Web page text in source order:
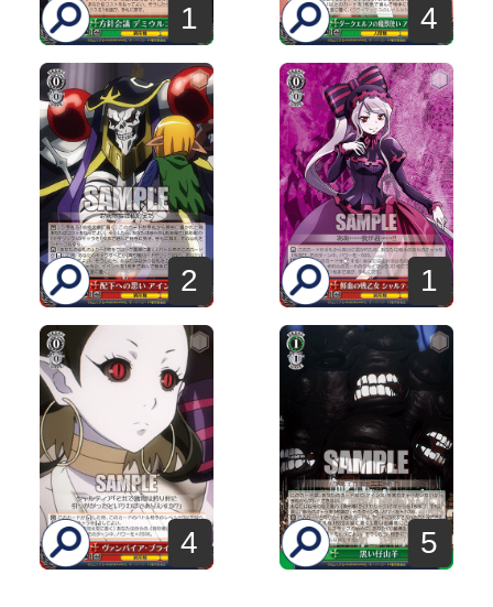
1 4
2 1
4 5